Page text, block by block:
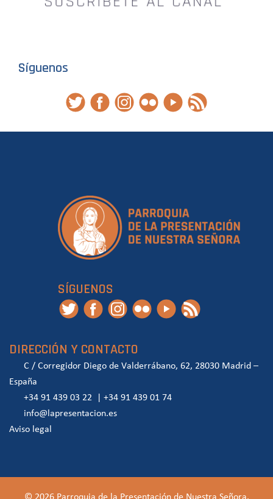
Síguenos
SÍGUENOS
DIRECCIÓN Y CONTACTO
C / Corregidor Diego de Valderrábano, 62, 28030 Madrid –
España
+34 91 439 03 22
+34 91 439 01 74
info@lapresentacion.es
Aviso legal